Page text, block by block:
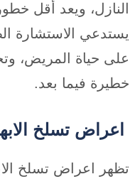
النازل، ويعد أقل
يستدعي الاستشارة
على حياة المريض،
خطيرة فيما بعد.
اعراض تسلخ
تظهر اعراض تسلخ